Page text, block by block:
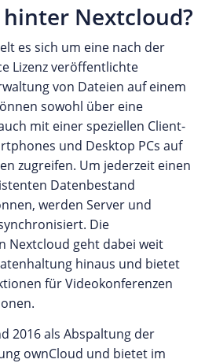
Nextcloud?
es sich um eine nach der
Lizenz veröffentlichte
von Dateien auf einem
sowohl über eine
mit einer speziellen Client-
und Desktop PCs auf
zugreifen. Um jederzeit einen
Datenbestand
werden Server und
Die
Nextcloud geht dabei weit
hinaus und bietet
für Videokonferenzen
2016 als Abspaltung der
ownCloud und bietet im